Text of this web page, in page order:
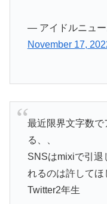
— アイドルニュ
November 17,
最近限界文字数で
る、、
SNSはmixiで引退
れるのは許してほ
Twitter2年生